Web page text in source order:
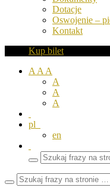
Dotacje
Oswojenie –
Kontakt
Kup bilet
A A A
A
A
A
pl
en
Wyszukaj
frazy